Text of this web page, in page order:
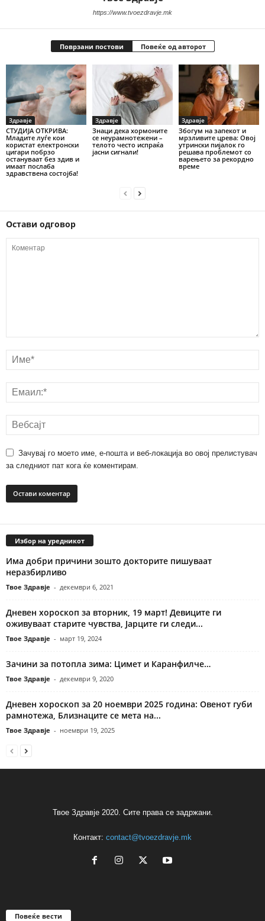
https://www.tvoezdravje.mk
Поврзани постови Повеќе од авторот
Здравје
СТУДИЈА ОТКРИВА:
Младите луѓе кои
користат електронски
цигари побрзо
остануваат без здив и
имаат послаба
здравствена состојба!
Здравје
Знаци дека хормоните
се неурамнотежени –
телото често испраќа
јасни сигнали!
Здравје
Збогум на запекот и
мрзливите црева: Овој
утрински пијалок го
решава проблемот со
варењето за рекордно
време
Остави одговор
Зачувај го моето име, е-пошта и веб-локација во овој прелистувач
за следниот пат кога ќе коментирам.
Избор на уредникот
Има добри причини зошто докторите пишуваат
неразбирливо
Твое Здравје - декември 6, 2021
Дневен хороскоп за вторник, 19 март! Девиците ги
оживуваат старите чувства, Јарците ги следи...
Твое Здравје - март 19, 2024
Зачини за потопла зима: Цимет и Каранфилче…
Твое Здравје - декември 9, 2020
Дневен хороскоп за 20 ноември 2025 година: Овенот губи
рамнотежа, Близнаците се мета на...
Твое Здравје - ноември 19, 2025
Твое Здравје 2020. Сите права се задржани.
Контакт: contact@tvoezdravje.mk
Повеќе вести